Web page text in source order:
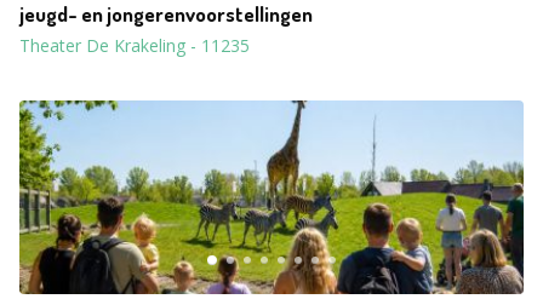
jeugd- en jongerenvoorstellingen
Theater De Krakeling - 11235